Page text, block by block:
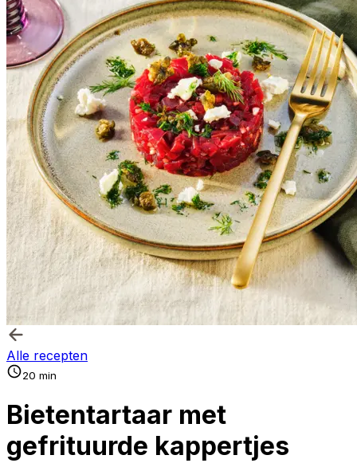
Alle recepten
20 min
Bietentartaar met
gefrituurde kappertjes